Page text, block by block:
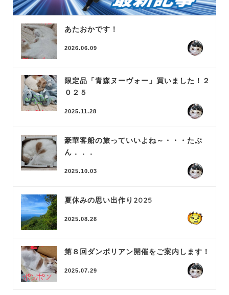
あたおかです！
2026.06.09
限定品「青森ヌーヴォー」買いました！２
０２５
2025.11.28
豪華客船の旅っていいよね～・・・たぶ
ん．．．
2025.10.03
夏休みの思い出作り2025
2025.08.28
第８回ダンボリアン開催をご案内します！
2025.07.29